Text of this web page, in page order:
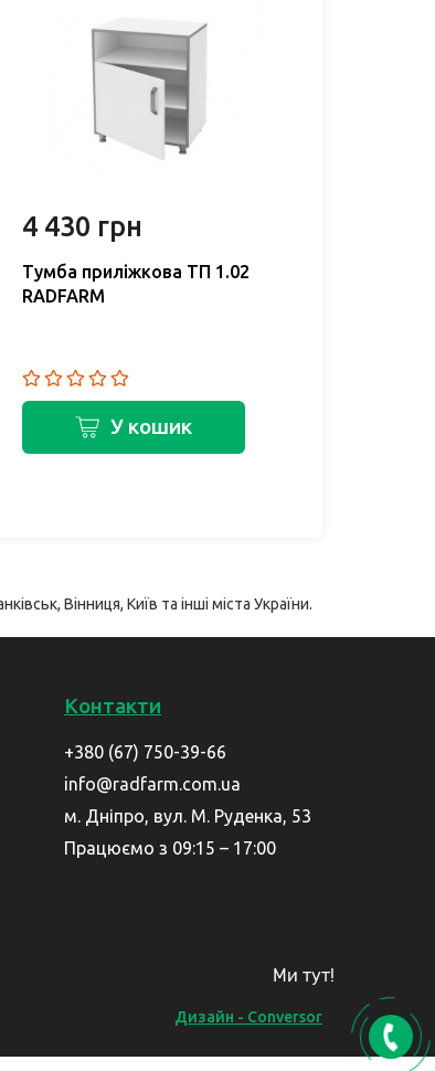
4 430 грн
Тумба приліжкова ТП 1.02
RADFARM
У кошик
Вінниця, Київ та інші міста України.
Контакти
+380 (67) 750-39-66
info@radfarm.com.ua
м. Дніпро, вул. М. Руденка, 53
Працюємо з 09:15 – 17:00
Дизайн - Conversor
Ми тут!